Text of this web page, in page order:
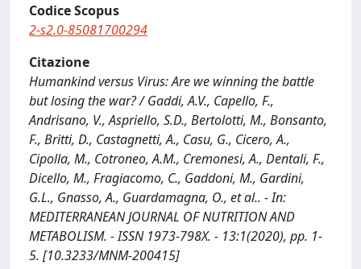
Codice Scopus
2-s2.0-85081700294
Citazione
Humankind versus Virus: Are we winning the battle
but losing the war? / Gaddi, A.V., Capello, F.,
Andrisano, V., Aspriello, S.D., Bertolotti, M., Bonsanto,
F., Britti, D., Castagnetti, A., Casu, G., Cicero, A.,
Cipolla, M., Cotroneo, A.M., Cremonesi, A., Dentali, F.,
Dicello, M., Fragiacomo, C., Gaddoni, M., Gardini,
G.L., Gnasso, A., Guardamagna, O., et al.. - In:
MEDITERRANEAN JOURNAL OF NUTRITION AND
METABOLISM. - ISSN 1973-798X. - 13:1(2020), pp. 1-
5. [10.3233/MNM-200415]